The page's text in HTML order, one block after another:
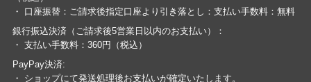
・ 口座振替：ご請求後指定口座より引き落とし：支払い手数料：無料
銀行振込決済（ご請求後5営業日以内のお支払い）：
・ 支払い手数料：360円（税込）
PayPay決済:
・ ショップにて発送処理後お支払いが確定いたします。